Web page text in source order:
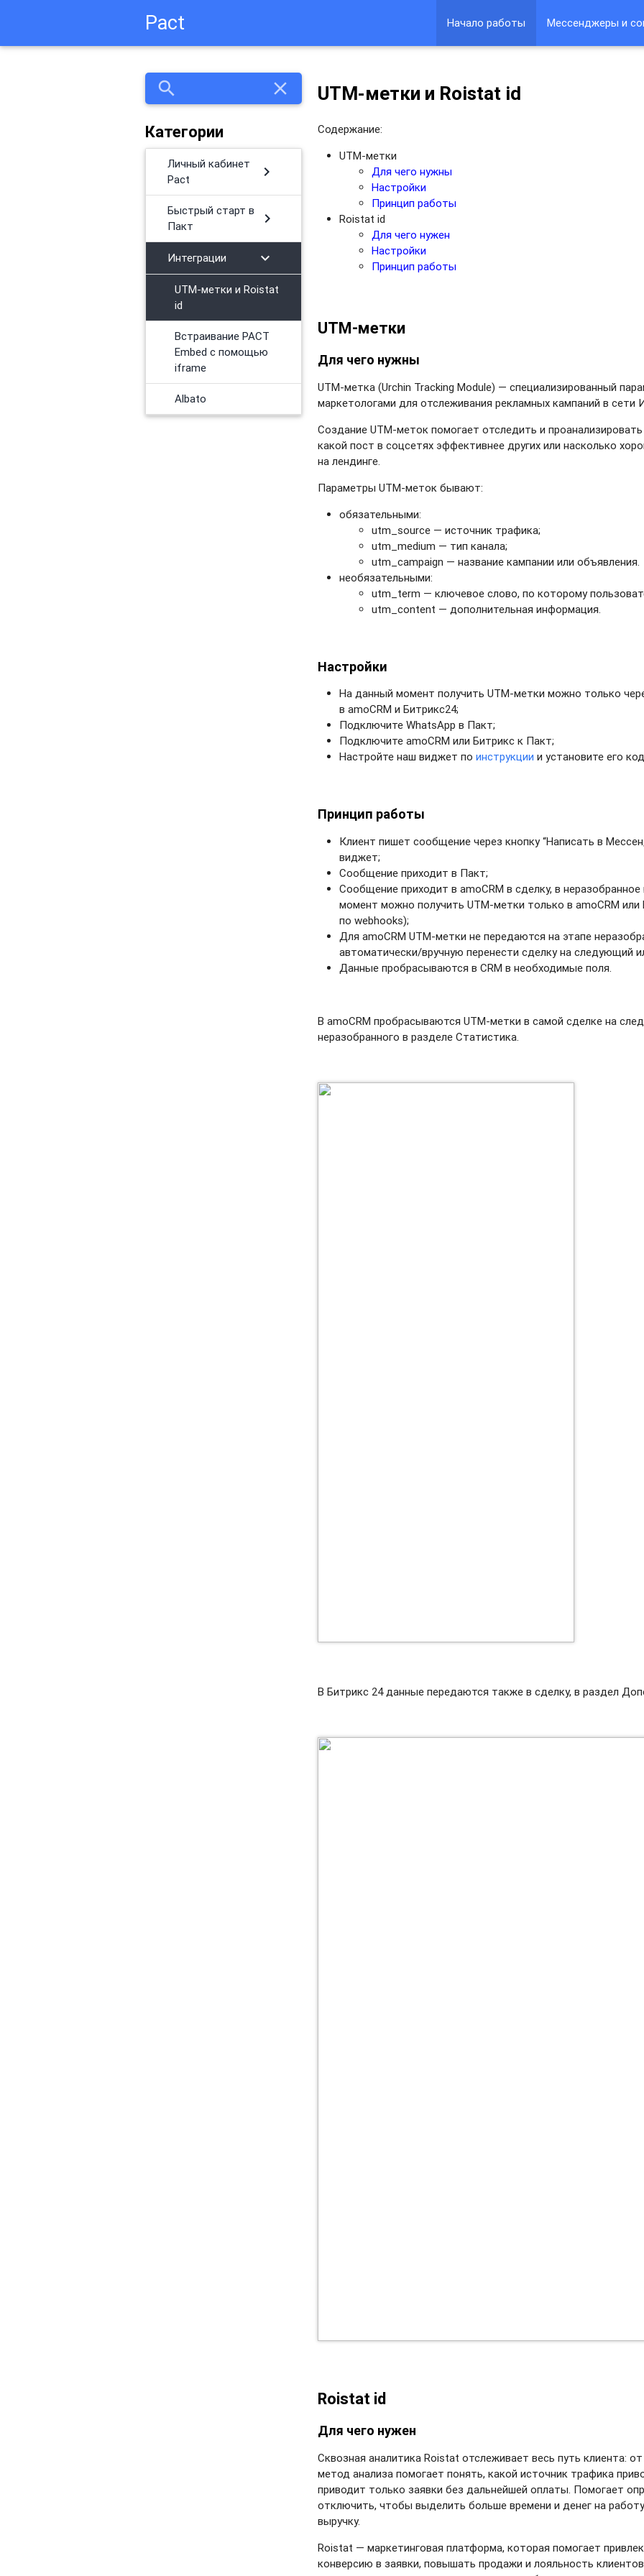
Pact Начало работы Мессенджеры и
search close
Категории
Личный кабинет
Pact
chevron_right
Быстрый старт в
Пакт
chevron_right
Интеграции chevron_right
UTM-метки и Roistat
id
Встраивание PACT
Embed с помощью
iframe
Albato
UTM-метки и Roistat id
Содержание:
UTM-метки
Для чего нужны
Настройки
Принцип работы
Roistat id
Для чего нужен
Настройки
Принцип работы
UTM-метки
Для чего нужны
UTM-метка (Urchin Tracking Module) — специализированный
маркетологами для отслеживания рекламных кампаний в сети
Создание UTM-меток помогает отследить и
какой пост в соцсетях эффективнее других или насколько
на лендинге.
Параметры UTM-меток бывают:
обязательными:
utm_source — источник трафика;
utm_medium — тип канала;
utm_campaign — название кампании или объявления.
необязательными:
utm_term — ключевое слово, по которому
utm_content — дополнительная информация.
Настройки
На данный момент получить UTM-метки можно только
в amoCRM и Битрикс24;
Подключите WhatsApp в Пакт;
Подключите amoCRM или Битрикс к Пакт;
Настройте наш виджет поинструкции и установите его
Принцип работы
Клиент пишет сообщение через кнопку “Написать в
виджет;
Сообщение приходит в Пакт;
Сообщение приходит в amoCRM в сделку, в
момент можно получить UTM-метки только в amoCRM или
по webhooks);
Для amoCRM UTM-метки не передаются на этапе
автоматически/вручную перенести сделку на следующий
Данные пробрасываются в CRM в необходимые поля.
В amoCRM пробрасываются UTM-метки в самой сделке на
неразобранного в разделе Статистика.
В Битрикс 24 данные передаются также в сделку, в раздел
Roistat id
Для чего нужен
Сквозная аналитика Roistat отслеживает весь путь клиента:
метод анализа помогает понять, какой источник трафика
приводит только заявки без дальнейшей оплаты. Помогает
отключить, чтобы выделить больше времени и денег на
выручку.
Roistat — маркетинговая платформа, которая помогает
конверсию в заявки, повышать продажи и лояльность